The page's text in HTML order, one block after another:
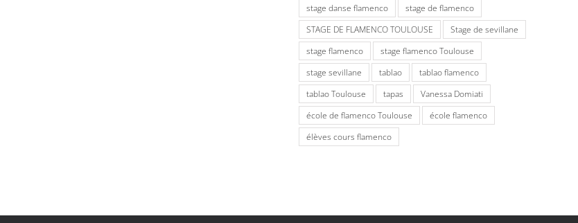
stage danse flamenco
stage de flamenco
STAGE DE FLAMENCO TOULOUSE
Stage de sevillane
stage flamenco
stage flamenco Toulouse
stage sevillane
tablao
tablao flamenco
tablao Toulouse
tapas
Vanessa Domiati
école de flamenco Toulouse
école flamenco
élèves cours flamenco